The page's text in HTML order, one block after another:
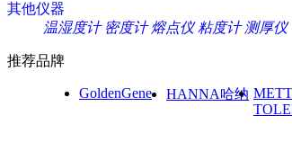
其他仪器
温湿度计 密度计 熔点仪 粘度计 测厚仪
推荐品牌
GoldenGene HANNA哈纳